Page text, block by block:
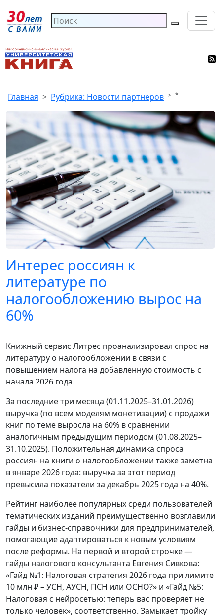
Главная Рубрика: Новости партнеров *
Интерес россиян к
литературе по
налогообложению вырос на
60%
Книжный сервис Литрес проанализировал спрос на
литературу о налогообложении в связи с
повышением налога на добавленную стоимость с
начала 2026 года.
За последние три месяца (01.11.2025–31.01.2026)
выручка (по всем моделям монетизации) с продажи
книг по теме выросла на 60% в сравнении
аналогичным предыдущим периодом (01.08.2025–
31.10.2025). Положительная динамика спроса
россиян на книги о налогообложении также заметна
в январе 2026 года: выручка за этот период
превысила показатели за декабрь 2025 года на 40%.
Рейтинг наиболее популярных среди пользователей
тематических изданий преимущественно возглавили
гайды и бизнес-справочники для предпринимателей,
помогающие адаптироваться к новым условиям
после реформы. На первой и второй строчке —
гайды налогового консультанта Евгения Сивкова:
«Гайд №1: Налоговая стратегия 2026 года при лимите
10 млн ₽ – УСН, АУСН, ПСН или ОСНО?» и «Гайд №5:
Налоговая с нейросетью: теперь вас проверяет не
только человек», соответственно. Замыкает тройку